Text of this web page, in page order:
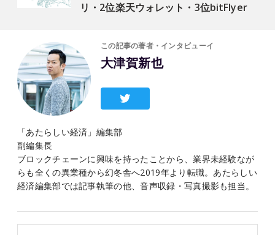
リ・2位楽天ウォレット・3位bitFlyer
この記事の著者・インタビューイ
大津賀新也
「あたらしい経済」編集部
副編集長
ブロックチェーンに興味を持ったことから、業界未経験なが
らも全くの異業種から幻冬舎へ2019年より転職。あたらしい
経済編集部では記事執筆の他、音声収録・写真撮影も担当。